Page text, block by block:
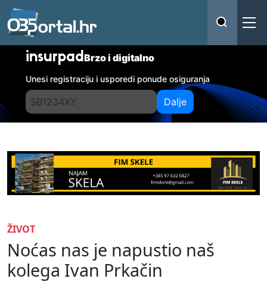
insurpadBrzo i digitalno
Unesi registraciju i usporedi ponude osiguranja
Dalje
ŽIVOT
Noćas nas je napustio naš
kolega Ivan Prkačin